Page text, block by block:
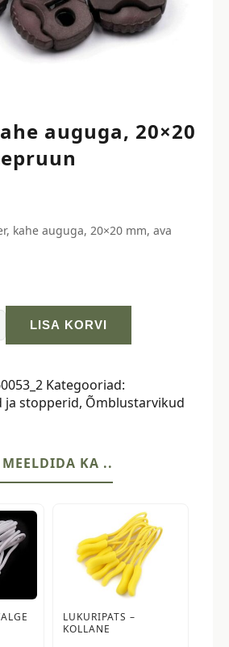
auguga, 20×20
kahe auguga, 20×20 mm, ava
LISA KORVI
Kategooriad:
ja stopperid, Õmblustarvikud
KA ..
LUKURIPATS –
KOLLANE